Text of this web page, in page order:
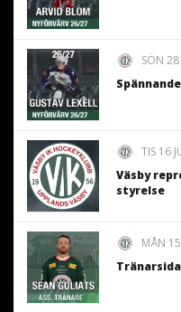
SÖN
TIS 16
Väsby
styrelse
MÅN